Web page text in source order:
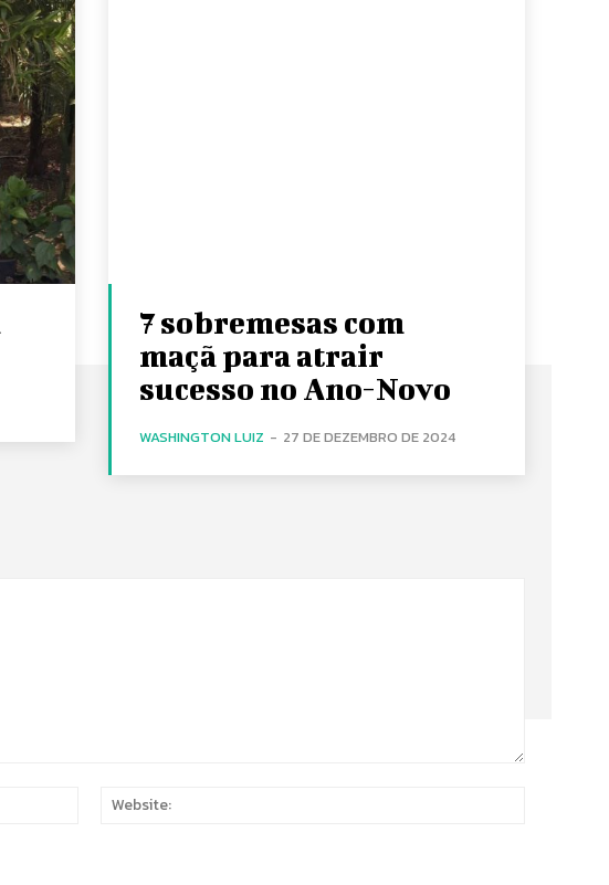
7 sobremesas com
maçã para atrair
sucesso no Ano-Novo
WASHINGTON LUIZ - 27 DE DEZEMBRO DE 2024
Email: